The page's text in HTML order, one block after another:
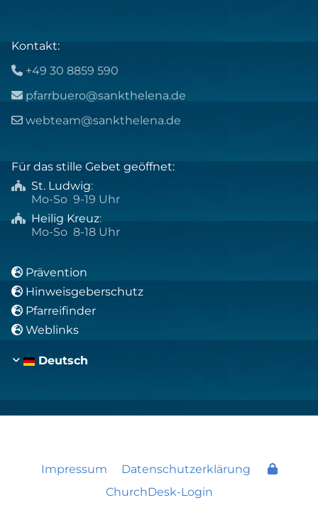
Kontakt:
 +49 30 8859 590
 pfarrbuero@sankthelena.de
 webteam@sankthelena.de
Für das stille Gebet geöffnet:
 St. Ludwig:
Mo-So 9-19 Uhr
 Heilig Kreuz:
Mo-So 8-18 Uhr
 Prävention
 Hinweisgeberschutz
 Pfarreifinder
 Weblinks
Deutsch
Impressum
Datenschutzerklärung
ChurchDesk-Login